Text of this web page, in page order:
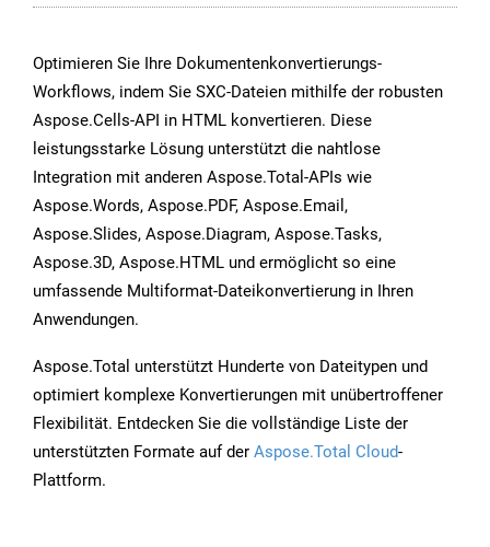
Optimieren Sie Ihre Dokumentenkonvertierungs-
Workflows, indem Sie SXC-Dateien mithilfe der robusten
Aspose.Cells-API in HTML konvertieren. Diese
leistungsstarke Lösung unterstützt die nahtlose
Integration mit anderen Aspose.Total-APIs wie
Aspose.Words, Aspose.PDF, Aspose.Email,
Aspose.Slides, Aspose.Diagram, Aspose.Tasks,
Aspose.3D, Aspose.HTML und ermöglicht so eine
umfassende Multiformat-Dateikonvertierung in Ihren
Anwendungen.
Aspose.Total unterstützt Hunderte von Dateitypen und
optimiert komplexe Konvertierungen mit unübertroffener
Flexibilität. Entdecken Sie die vollständige Liste der
unterstützten Formate auf der Aspose.Total Cloud-
Plattform.